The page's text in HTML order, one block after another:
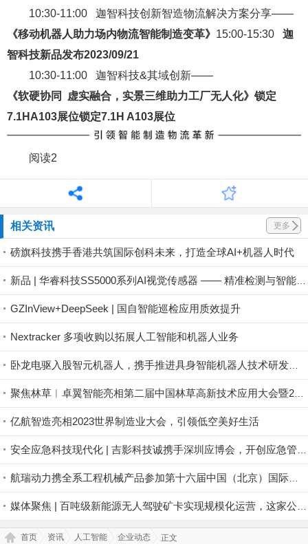
10:30-11:00 迦智科技创新智造物流解决方案分享——
《移动机器人助力场内物流智能制造变革》 15:00-15:30 迦
智科技新品发布2023/09/21
10:30-11:00 迦智科技&其域创新——
《软硬协同 虚实融合，实景三维助力工厂无人化》 锁定
7.1HA103展位锁定7.1H A103展位
阅读2
相关资讯 更多
磅旗科技携手香港共筑国际创科未来，打造全球AI+机器人时代
GZInView+DeepSeek | 国自智能巡检应用质效提升
Nextracker 多项收购以拓展人工智能和机器人业务
亿航智造亮相2023世界制造业大会，引领低空美好生活
首页 资讯 人工智能 企业动态 正文